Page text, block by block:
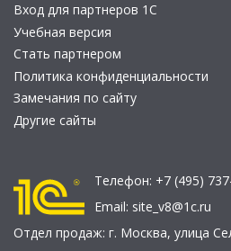
Вход для партнеров 1С
Учебная версия
Стать партнером
Политика конфиденциальности
Замечания по сайту
Другие сайты
Телефон: +7 (495)
Email: site_v8@1c.ru
Отдел продаж: г. Москва, улица